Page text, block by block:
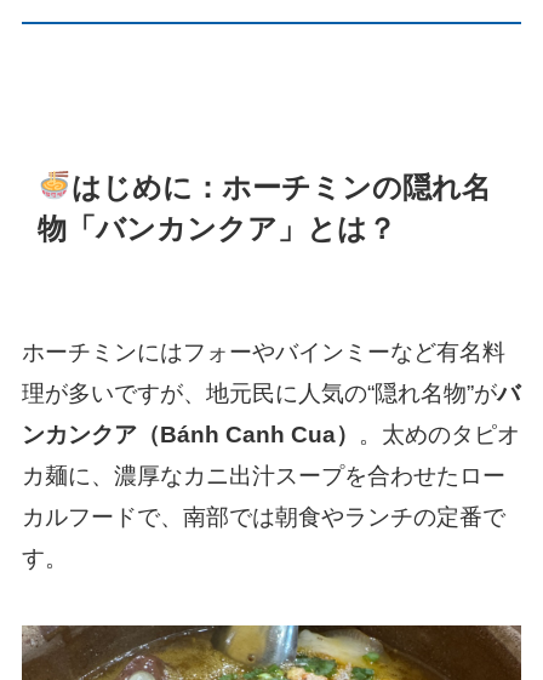
はじめに：ホーチミンの隠れ名
物「バンカンクア」とは？
ホーチミンにはフォーやバインミーなど有名料
理が多いですが、地元民に人気の“隠れ名物”がバ
ンカンクア（Bánh Canh Cua） 。太めのタピオ
カ麺に、濃厚なカニ出汁スープを合わせたロー
カルフードで、南部では朝食やランチの定番で
す。